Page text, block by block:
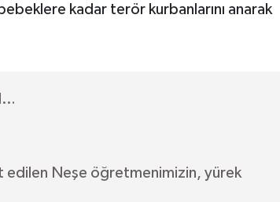
kadar terör kurbanlarını anarak
edilen Neşe öğretmenimizin, yürek